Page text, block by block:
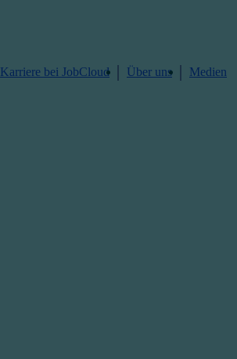
Karriere bei JobCloud​ Über uns Medien